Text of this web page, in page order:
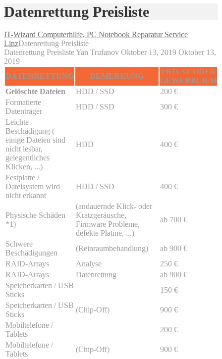
Datenrettung Preisliste
IT-Wizard Computerhilfe, PC Notebook Reparatur Service
LinzDatenrettung Preisliste
Datenrettung PreislisteYan Trufanov Oktober 13, 2019 Oktober 13,
2019
DATENRETTUNG
BEMERKUNG
PRIVAT ODER
GEWERBLICH
Gelöschte Dateien
HDD / SSD
200 €
Formatierte
Datenträger
HDD / SSD
300 €
Leichte
Beschädigung (
einige Dateien sind
nicht lesbar,
gelegentliches
Klicken, ...)
HDD 400 €
Festplatte /
Dateisystem wird
nicht erkannt
HDD / SSD 400 €
Physische Schäden
*1)
(andauernde Klick- oder
Kratzgeräusche,
Firmware Probleme,
defekte Platine, ...)
ab 700 €
Schwere
Beschädigungen
(Reinraumbehandlung)
ab 900 €
RAID-Arrays
Analyse
250 €
RAID-Arrays
Datenrettung
ab 900 €
Speicherkarten / USB
Sticks
150 €
Speicherkarten / USB
Sticks
(Chip-Off)
900 €
Mobiltelefone /
Tablets
200 €
Mobiltelefone /
Tablets
(Chip-Off)
900 €